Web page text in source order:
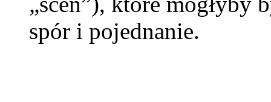
spór i pojednanie.